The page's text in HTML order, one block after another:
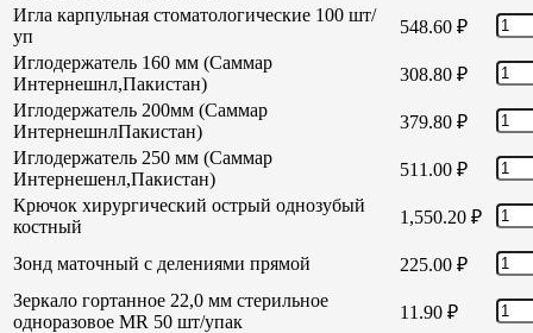
Игла карпульная стоматологические 100 шт/
уп
548.60 ₽
Иглодержатель 160 мм (Саммар
Интернешнл,Пакистан)
308.80 ₽
Иглодержатель 200мм (Саммар
ИнтернешнлПакистан)
379.80 ₽
Иглодержатель 250 мм (Саммар
Интернешенл,Пакистан)
511.00 ₽
Крючок хирургический острый однозубый
костный
1,550.20 ₽
Зонд маточный с делениями прямой 225.00 ₽
Зеркало гортанное 22,0 мм стерильное
одноразовое MR 50 шт/упак
11.90 ₽